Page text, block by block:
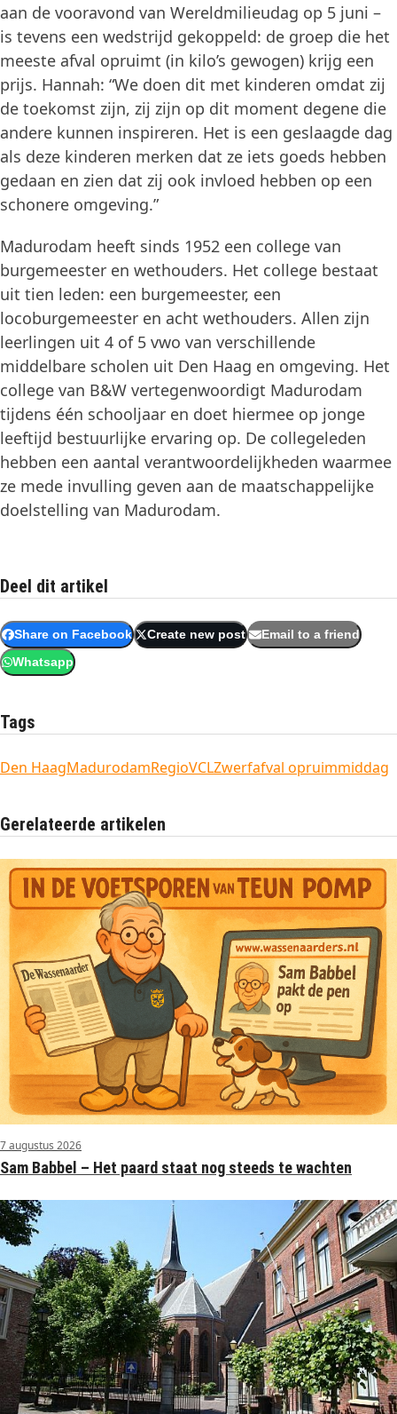
aan de vooravond van Wereldmilieudag op 5 juni –
is tevens een wedstrijd gekoppeld: de groep die het
meeste afval opruimt (in kilo’s gewogen) krijg een
prijs. Hannah: “We doen dit met kinderen omdat zij
de toekomst zijn, zij zijn op dit moment degene die
andere kunnen inspireren. Het is een geslaagde dag
als deze kinderen merken dat ze iets goeds hebben
gedaan en zien dat zij ook invloed hebben op een
schonere omgeving.”
Madurodam heeft sinds 1952 een college van
burgemeester en wethouders. Het college bestaat
uit tien leden: een burgemeester, een
locoburgemeester en acht wethouders. Allen zijn
leerlingen uit 4 of 5 vwo van verschillende
middelbare scholen uit Den Haag en omgeving. Het
college van B&W vertegenwoordigt Madurodam
tijdens één schooljaar en doet hiermee op jonge
leeftijd bestuurlijke ervaring op. De collegeleden
hebben een aantal verantwoordelijkheden waarmee
ze mede invulling geven aan de maatschappelijke
doelstelling van Madurodam.
Deel dit artikel
Share on Facebook Create new post Email to a friend
Whatsapp
Tags
Den HaagMadurodamRegioVCLZwerfafval opruimmiddag
Gerelateerde artikelen
7 augustus 2026
Sam Babbel – Het paard staat nog steeds te wachten